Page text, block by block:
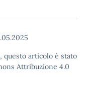
questo articolo è stato
Attribuzione 4.0